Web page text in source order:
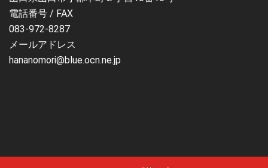
電話番号 / FAX
083-972-8287
メールアドレス
hananomori@blue.ocn.ne.jp